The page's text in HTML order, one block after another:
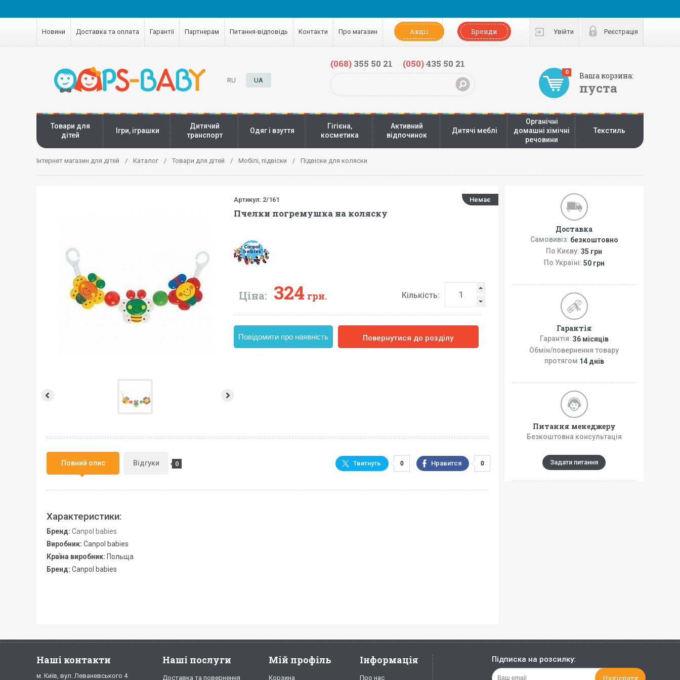
Увійти Реєстрація
Новини Доставка та оплата Гарантії Партнерам Питання-відповідь Контакти Про магазин Акції Бренди
Ваша корзина:
пуста
0
RU UA
(068)355 50 21 (050)435 50 21
Товари для
дітей
Ігри, іграшки
Дитячий
транспорт
Одяг і взуття
Гігієна,
косметика
Активний
відпочинок
Дитячі меблі
Органічні
домашні хімічні
речовини
Текстиль
Інтернет магазин для дітей Каталог Товари для дітей Мобілі, підвіски Підвіски для коляски
Артикул: 2/161 Немає
Пчелки погремушка на коляску
Ціна: 324 грн. Кількість:
Повідомити про наявність Повернутися до розділу
Повний опис Відгуки 0 0 0
Характеристики:
Бренд: Canpol babies
Виробник: Canpol babies
Країна виробник: Польща
Бренд: Canpol babies
Доставка
Самовивіз: безкоштовно
По Києву: 35 грн
По Україні: 50 грн
Гарантія
Гарантія: 36 місяців
Обмін/повернення товару
протягом 14 днів
Питання менеджеру
Безкоштовна консультація
Задати питання
Наші контакти
м. Київ, вул. Леваневського 4
Наші послуги
Доставка та повернення
Мій профіль
Корзина
Інформація
Про нас
Підписка на розсилку: